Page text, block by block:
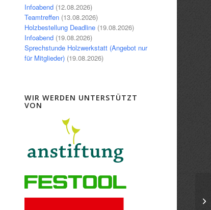
Infoabend (12.08.2026)
Teamtreffen (13.08.2026)
Holzbestellung Deadline (19.08.2026)
Infoabend (19.08.2026)
Sprechstunde Holzwerkstatt (Angebot nur
für Mitglieder) (19.08.2026)
WIR WERDEN UNTERSTÜTZT
VON